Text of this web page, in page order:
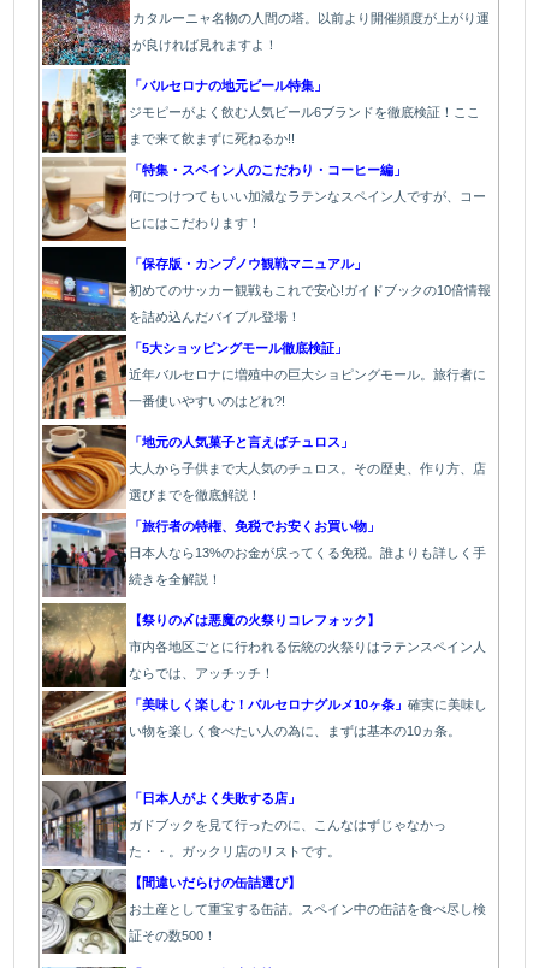
カタルーニャ名物の人間の塔。以前より開催頻度が上がり運
が良ければ見れますよ！
「バルセロナの地元ビール特集」
ジモピーがよく飲む人気ビール6ブランドを徹底検証！ここ
まで来て飲まずに死ねるか!!
「特集・スペイン人のこだわり・コーヒー編」
何につけつてもいい加減なラテンなスペイン人ですが、コー
ヒにはこだわります ！
「保存版・カンプノウ観戦マニュアル」
初めてのサッカー観戦もこれで安心!ガイドブックの10倍情報
を詰め込んだバイブル登場！
「5大ショッピングモール徹底検証」
近年バルセロナに増殖中の巨大ショピングモール。旅行者に
一番使いやすいのはどれ?!
「地元の人気菓子と言えばチュロス」
大人から子供まで大人気のチュロス。その歴史、作り方、店
選びまでを徹底解説！
「旅行者の特権、免税でお安くお買い物」
日本人なら13%のお金が戻ってくる免税。誰よりも詳しく手
続きを全解説！
【祭りの〆は悪魔の火祭りコレフォック】
市内各地区ごとに行われる伝統の火祭りはラテンスペイン人
ならでは、アッチッチ！
「美味しく楽しむ！バルセロナグルメ10ヶ条」確実に美味し
い物を楽しく食べたい人の為に、まずは基本の10ヵ条。
「日本人がよく失敗する店」
ガドブックを見て行ったのに、こんなはずじゃなかっ
た・・。ガックリ店のリストです。
【間違いだらけの缶詰選び】
お土産として重宝する缶詰。スペイン中の缶詰を食べ尽し検
証その数500！